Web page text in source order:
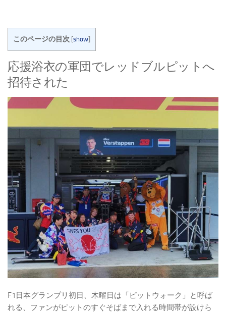
このページの目次 [show]
応援浴衣の軍団でレッドブルピットへ
招待された
F1日本グランプリ初日、木曜日は「ピットウォーク」と呼ば
れる、ファンがピットのすぐそばまで入れる時間帯が設けら